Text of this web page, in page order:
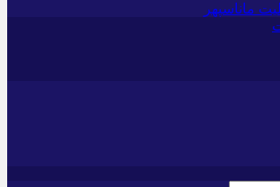
ماناسپهر